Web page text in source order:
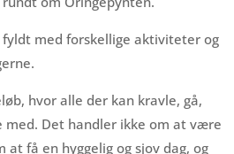
med forskellige aktiviteter og
hvor alle der kan kravle, gå,
Det handler ikke om at være
få en hyggelig og sjov dag, og